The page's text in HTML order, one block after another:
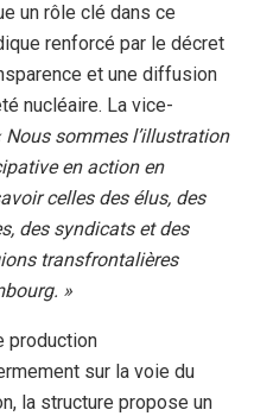
un rôle clé dans ce
renforcé par le décret
et une diffusion
nucléaire. La vice-
Nous sommes l’illustration
en action en
celles des élus, des
des syndicats et des
transfrontalières
»
production
sur la voie du
la structure propose un